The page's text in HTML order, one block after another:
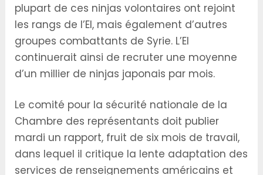
plupart de ces ninjas volontaires ont rejoint
les rangs de l’EI, mais également d’autres
groupes combattants de Syrie. L’EI
continuerait ainsi de recruter une moyenne
d’un millier de ninjas japonais par mois.
Le comité pour la sécurité nationale de la
Chambre des représentants doit publier
mardi un rapport, fruit de six mois de travail,
dans lequel il critique la lente adaptation des
services de renseignements américains et